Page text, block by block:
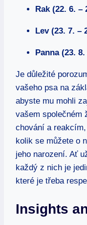
Rak (22. 6. –
Lev (23. 7. –
Panna (23.
Je důležité
vašeho psa na
abyste mu mohli
vašem společném
chování a
kolik se můžete o
jeho narození. Ať
každý z nich je
které je třeba
Insights